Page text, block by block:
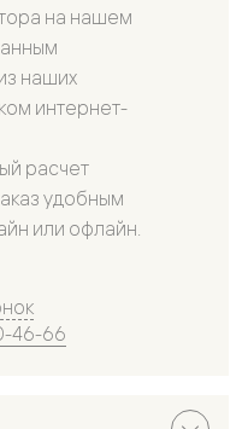
на нашем
наших
интернет-
расчет
удобным
или офлайн.
46-66